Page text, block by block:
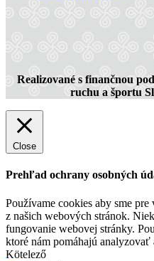
Realizované s finančnou
ruchu a športu
Close
Prehľad ochrany osobných
Používame cookies aby sme
z našich webových stránok.
fungovanie webovej stránky.
ktoré nám pomáhajú
Kötelező